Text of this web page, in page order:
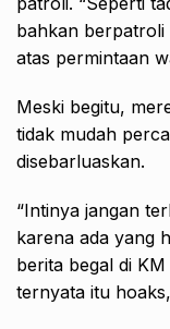
bahkan berpatroli
atas permintaan
Meski begitu,
tidak mudah
disebarluaskan.
“Intinya jangan
karena ada yang
berita begal di
ternyata itu